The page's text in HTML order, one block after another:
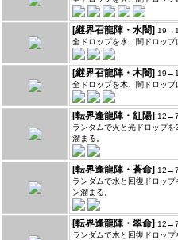
[継界召龍陣・水闇]
全ドロップを水、闇ドロップ
[継界召龍陣・木闇]
全ドロップを木、闇ドロップ
[転界逢龍陣・紅陽]
ランダムで火と光ドロップ
溜まる。
[転界逢龍陣・蒼命]
ランダムで水と回復ドロッ
ン溜まる。
[転界逢龍陣・翠命]
ランダムで木と回復ドロッ